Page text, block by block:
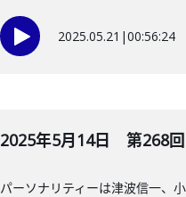
2025.05.21 |00:56:24
2025年5月14日 第268回
パーソナリティーは津波信一、